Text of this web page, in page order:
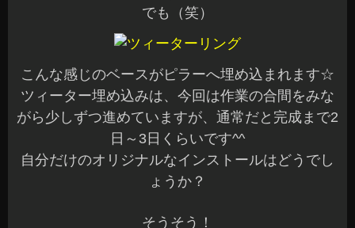
でも（笑）
こんな感じのベースがピラーへ埋め込まれます☆
ツィーター埋め込みは、今回は作業の合間をみな
がら少しずつ進めていますが、通常だと完成まで2
日～3日くらいです^^
自分だけのオリジナルなインストールはどうでし
ょうか？
そうそう！